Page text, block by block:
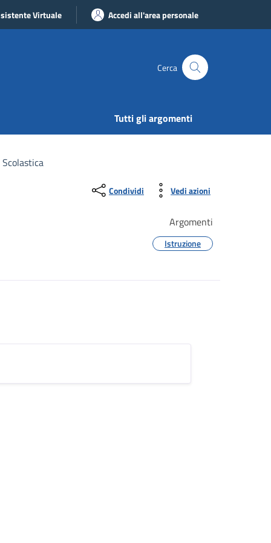
Virtuale Accedi all'area personale
Cerca
Tutti gli argomenti
Condividi Vedi azioni
Argomenti
Istruzione